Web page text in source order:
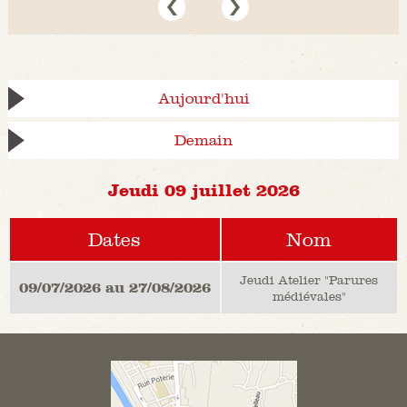
Aujourd'hui
Demain
Jeudi 09 juillet 2026
Dates Nom
09/07/2026 au 27/08/2026
Jeudi Atelier "Parures
médiévales"